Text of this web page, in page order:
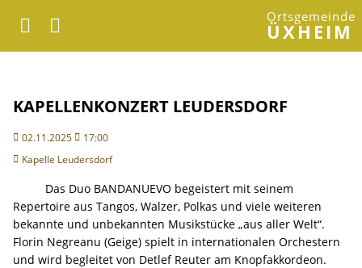
Ortsgemeinde
ÜXHEIM
KAPELLENKONZERT LEUDERSDORF
02.11.2025
17:00
Kapelle Leudersdorf
Das Duo BANDANUEVO begeistert mit seinem
Repertoire aus Tangos, Walzer, Polkas und viele weiteren
bekannte und unbekannten Musikstücke „aus aller Welt“.
Florin Negreanu (Geige) spielt in internationalen Orchestern
und wird begleitet von Detlef Reuter am Knopfakkordeon.